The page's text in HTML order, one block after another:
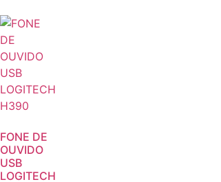
FONE DE
OUVIDO
USB
LOGITECH